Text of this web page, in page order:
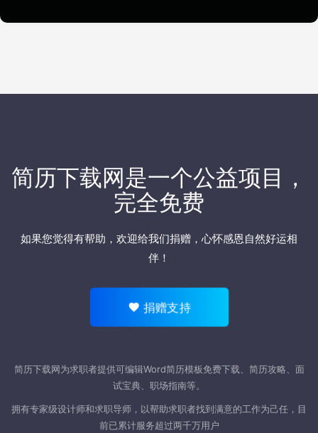
简历下载网是一个公益项目，
完全免费
如果您觉得有帮助，欢迎给我们捐赠 ，心怀感恩自然好运相
伴！
捐赠支持
简历下载网为求职者提供可编辑Word简历模板免费下载、简历攻略、面
试宝典、职场指南等。
拥有专家级设计师和求职导师，以帮助求职者找到满意的工作为己任，目
前已累计服务超过两千万用户